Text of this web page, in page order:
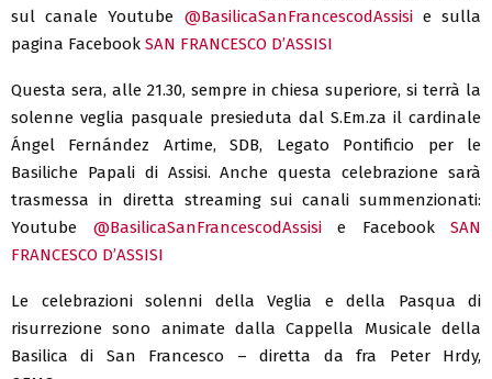
sul canale Youtube @BasilicaSanFrancescodAssisie sulla
pagina Facebook SAN FRANCESCO D’ASSISI
Questa sera, alle 21.30, sempre in chiesa superiore, si terrà la
solenne veglia pasquale presieduta dal S.Em.za il cardinale
Ángel Fernández Artime, SDB, Legato Pontificio per le
Basiliche Papali di Assisi. Anche questa celebrazione sarà
trasmessa in diretta streaming sui canali summenzionati:
Youtube @BasilicaSanFrancescodAssisie Facebook SAN
FRANCESCO D’ASSISI
Le celebrazioni solenni della Veglia e della Pasqua di
risurrezione sono animate dalla Cappella Musicale della
Basilica di San Francesco – diretta da fra Peter Hrdy,